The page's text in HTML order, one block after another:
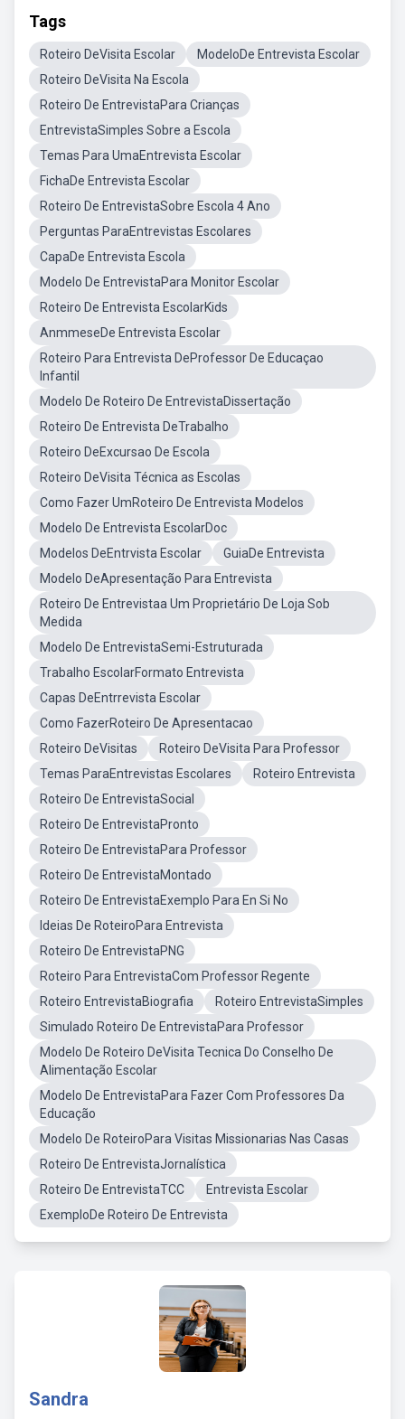
Tags
Roteiro DeVisita Escolar
ModeloDe Entrevista Escolar
Roteiro DeVisita Na Escola
Roteiro De EntrevistaPara Crianças
EntrevistaSimples Sobre a Escola
Temas Para UmaEntrevista Escolar
FichaDe Entrevista Escolar
Roteiro De EntrevistaSobre Escola 4 Ano
Perguntas ParaEntrevistas Escolares
CapaDe Entrevista Escola
Modelo De EntrevistaPara Monitor Escolar
Roteiro De Entrevista EscolarKids
AnmmeseDe Entrevista Escolar
Roteiro Para Entrevista DeProfessor De Educaçao
Infantil
Modelo De Roteiro De EntrevistaDissertação
Roteiro De Entrevista DeTrabalho
Roteiro DeExcursao De Escola
Roteiro DeVisita Técnica as Escolas
Como Fazer UmRoteiro De Entrevista Modelos
Modelo De Entrevista EscolarDoc
Modelos DeEntrvista Escolar
GuiaDe Entrevista
Modelo DeApresentação Para Entrevista
Roteiro De Entrevistaa Um Proprietário De Loja Sob
Medida
Modelo De EntrevistaSemi-Estruturada
Trabalho EscolarFormato Entrevista
Capas DeEntrrevista Escolar
Como FazerRoteiro De Apresentacao
Roteiro DeVisitas
Roteiro DeVisita Para Professor
Temas ParaEntrevistas Escolares
Roteiro Entrevista
Roteiro De EntrevistaSocial
Roteiro De EntrevistaPronto
Roteiro De EntrevistaPara Professor
Roteiro De EntrevistaMontado
Roteiro De EntrevistaExemplo Para En Si No
Ideias De RoteiroPara Entrevista
Roteiro De EntrevistaPNG
Roteiro Para EntrevistaCom Professor Regente
Roteiro EntrevistaBiografia
Roteiro EntrevistaSimples
Simulado Roteiro De EntrevistaPara Professor
Modelo De Roteiro DeVisita Tecnica Do Conselho De
Alimentação Escolar
Modelo De EntrevistaPara Fazer Com Professores Da
Educação
Modelo De RoteiroPara Visitas Missionarias Nas Casas
Roteiro De EntrevistaJornalística
Roteiro De EntrevistaTCC
Entrevista Escolar
ExemploDe Roteiro De Entrevista
Sandra